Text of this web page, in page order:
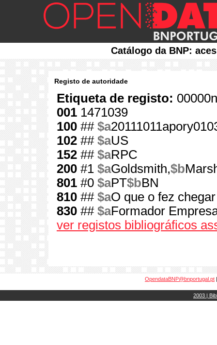
Catálogo da BNP:
Registo de autoridade
Etiqueta de registo:
001 1471039
100 ## $a
102 ## $aUS
152 ## $aRPC
200 #1 $aGoldsmith,$b
801 #0 $aPT$bBN
810 ## $aO que o fez
830 ## $aFormador
ver registos bibliográficos
OpendataBNP@bnportugal.pt
2003 |